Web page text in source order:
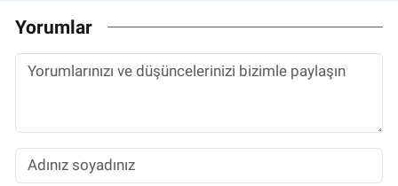
Yorumlar